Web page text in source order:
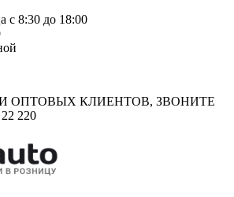
с 8:30 до 18:00
ОПТОВЫХ КЛИЕНТОВ, ЗВОНИТЕ
220